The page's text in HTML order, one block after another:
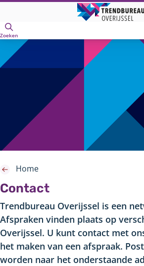
hoofdinhoud
Zoeken
Contact
Home
Trendbureau Overijssel is een
Afspraken vinden plaats op
Overijssel. U kunt contact met
het maken van een afspraak.
worden naar het onderstaande